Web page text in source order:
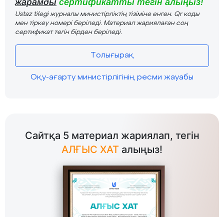
жарамды сертификатты тегін алыңыз!
Ustaz tilegi журналы министірліктің тізіміне енген. Qr коды
мен тіркеу номері беріледі. Материал жариялаған соң
сертификат тегін бірден беріледі.
Толығырақ
Оқу-ағарту министірлігінің ресми жауабы
Сайтқа 5 материал жариялап, тегін
АЛҒЫС ХАТ алыңыз!